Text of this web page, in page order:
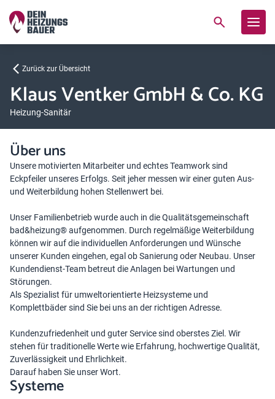
Zurück zur Übersicht
Klaus Ventker GmbH & Co. KG
Heizung-Sanitär
Über uns
Unsere motivierten Mitarbeiter und echtes Teamwork sind
Eckpfeiler unseres Erfolgs. Seit jeher messen wir einer guten Aus-
und Weiterbildung hohen Stellenwert bei.
Unser Familienbetrieb wurde auch in die Qualitätsgemeinschaft
bad&heizung® aufgenommen. Durch regelmäßige Weiterbildung
können wir auf die individuellen Anforderungen und Wünsche
unserer Kunden eingehen, egal ob Sanierung oder Neubau. Unser
Kundendienst-Team betreut die Anlagen bei Wartungen und
Störungen.
Als Spezialist für umweltorientierte Heizsysteme und
Komplettbäder sind Sie bei uns an der richtigen Adresse.
Kundenzufriedenheit und guter Service sind oberstes Ziel. Wir
stehen für traditionelle Werte wie Erfahrung, hochwertige Qualität,
Zuverlässigkeit und Ehrlichkeit.
Darauf haben Sie unser Wort.
Systeme